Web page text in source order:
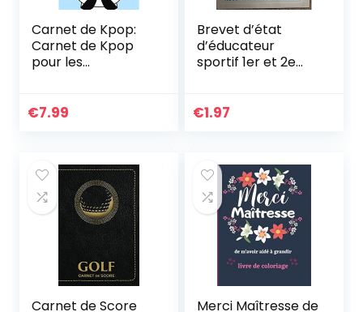
Carnet de Kpop:
Carnet de Kpop
pour les
carnet I Produit
€7.99
Brevet d’état
d’éducateur
sportif 1er et 2e
humaines,
€1.97
Carnet de Score
Merci Maîtresse de